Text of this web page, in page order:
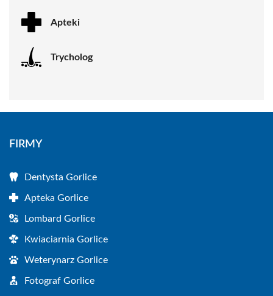
Apteki
Trycholog
FIRMY
Dentysta Gorlice
Apteka Gorlice
Lombard Gorlice
Kwiaciarnia Gorlice
Weterynarz Gorlice
Fotograf Gorlice